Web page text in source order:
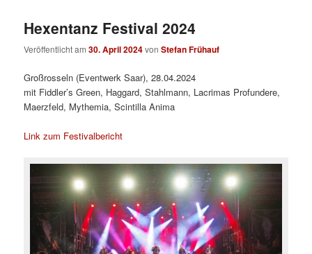
Hexentanz Festival 2024
Veröffentlicht am30. April 2024vonStefan Frühauf
Großrosseln (Eventwerk Saar), 28.04.2024
mit Fiddler’s Green, Haggard, Stahlmann, Lacrimas Profundere,
Maerzfeld, Mythemia, Scintilla Anima
Link zum Festivalbericht